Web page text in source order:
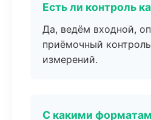
Есть ли контроль
Да, ведём входной,
приёмочный
измерений.
С какими